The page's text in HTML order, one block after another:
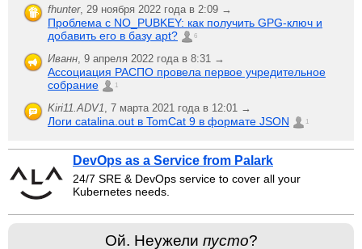
fhunter, 29 ноября 2022 года в 2:09 →
Проблема с NO_PUBKEY: как получить GPG-ключ и
добавить его в базу apt?
6
Иванн, 9 апреля 2022 года в 8:31 →
Ассоциация РАСПО провела первое учредительное
собрание
1
Kiri11.ADV1, 7 марта 2021 года в 12:01 →
Логи catalina.out в TomCat 9 в формате JSON 1
DevOps as a Service from Palark
24/7 SRE & DevOps service to cover all your
Kubernetes needs.
Ой. Неужели пусто?